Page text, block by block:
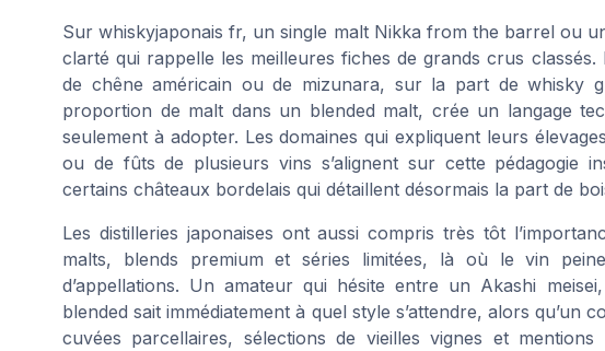
Sur whiskyjaponais fr, un single malt Nikka from the barrel ou
clarté qui rappelle les meilleures fiches de grands crus
de chêne américain ou de mizunara, sur la part de whisky
proportion de malt dans un blended malt, crée un langage
seulement à adopter. Les domaines qui expliquent leurs
ou de fûts de plusieurs vins s’alignent sur cette pédagogie
certains châteaux bordelais qui détaillent désormais la part de
Les distilleries japonaises ont aussi compris très tôt
malts, blends premium et séries limitées, là où le vin
d’appellations. Un amateur qui hésite entre un Akashi
blended sait immédiatement à quel style s’attendre, alors qu’un
cuvées parcellaires, sélections de vieilles vignes et